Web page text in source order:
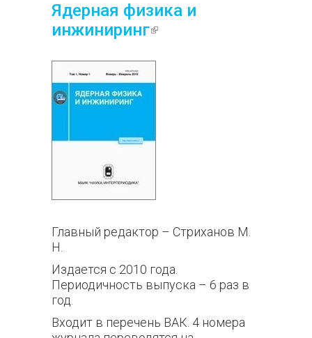
Ядерная физика и
инжиниринг(внешняя
Главный редактор – Стриханов М.
Н.
Издается с 2010 года.
Периодичность выпуска – 6 раз в
год.
Входит в перечень ВАК. 4 номера